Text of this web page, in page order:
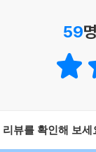
까지 올라가야
올라가고, 네
것이다.
59
리뷰를 확인해 보세